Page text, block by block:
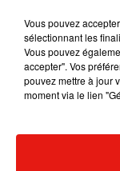
Vous pouvez
sélectionnant les
Vous pouvez
accepter". Vos
pouvez mettre à jour
moment via le lien